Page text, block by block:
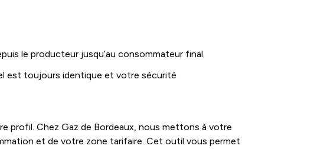
le producteur jusqu’au consommateur final.
est toujours identique et votre sécurité
profil. Chez Gaz de Bordeaux, nous mettons à votre
et de votre zone tarifaire. Cet outil vous permet